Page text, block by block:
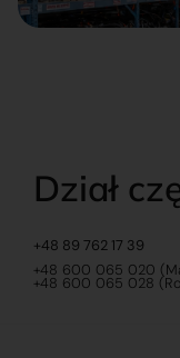
Dział
+48 89 762 17 39
+48 600 065 020
+48 600 065 028